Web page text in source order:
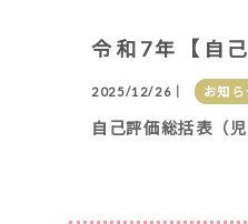
令和7年【自
2025/12/26｜ お知ら